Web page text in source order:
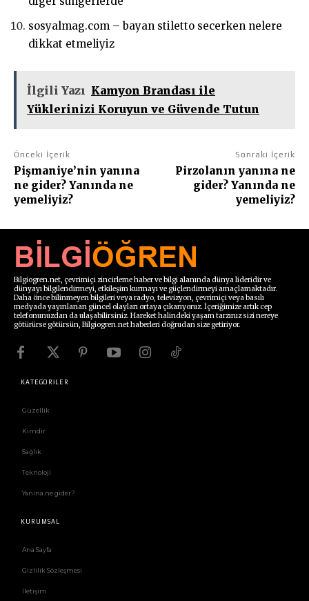
sosyalmag.com – bayan stiletto secerken nelere
dikkat etmeliyiz
İlgili Yazı Kamyon Brandası ile
Yüklerinizi Koruyun ve Güvende Tutun
Önceki İçerik
Pişmaniye’nin yanına
ne gider? Yanında ne
yemeliyiz?
Sonraki İçerik
Pirzolanın yanına ne
gider? Yanında ne
yemeliyiz?
Bilgiogren.net, çevrimiçi zincirleme haber ve bilgi alanında dünya lideridir ve
dünyayı bilgilendirmeyi, etkileşim kurmayı ve güçlendirmeyi amaçlamaktadır.
Daha önce bilinmeyen bilgileri veya radyo, televizyon, çevrimiçi veya basılı
medyada yayınlanan güncel olayları ortaya çıkarıyoruz. İçeriğimize artık cep
telefonunuzdan da ulaşabilirsiniz. Hareket halindeki yaşam tarzınız sizi nereye
götürürse götürsün, Bilgiogren.net haberleri doğrudan size getiriyor.
KATEGORİLER
Güzellik
Kimdir
Sağlık
Teknoloji
Yanına ne gider?
KURUMSAL
Ana Sayfa
Gizlilik Sözleşmesi
İletişim